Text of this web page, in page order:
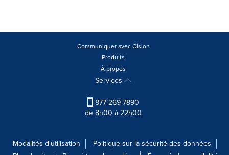
Communiquer avec Cision
Produits
À propos
Services
877-269-7890
de 8h00 à 22h00
Modalités d'utilisation
Politique sur la sécurité des données